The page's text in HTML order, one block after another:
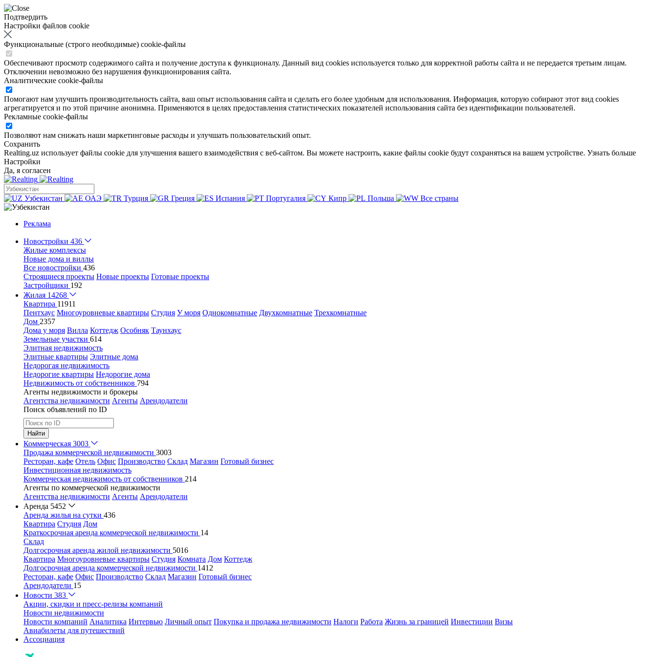
Подтвердить
Настройки файлов cookie
Функциональные (строго необходимые) cookie-файлы
Обеспечивают просмотр содержимого сайта и получение доступа к функционалу. Данный вид cookies используется только для корректной работы сайта и не передается третьим лицам.
Отключении невозможно без нарушения функционирования сайта.
Аналитические cookie-файлы
Помогают нам улучшить производительность сайта, ваш опыт использования сайта и сделать его более удобным для использования. Информация, которую собирают этот вид cookies
агрегатируется и по этой причине анонимна. Применяются в целях предоставления статистических показателей использования сайта без идентификации пользователей.
Рекламные cookie-файлы
Позволяют нам снижать наши маркетинговые расходы и улучшать пользовательский опыт.
Сохранить
Realting.uz использует файлы cookie для улучшения вашего взаимодействия с веб-сайтом. Вы можете настроить, какие файлы cookie будут сохраняться на вашем устройстве. Узнать больше
Настройки
Да, я согласен
Узбекистан ОАЭ Турция Греция Испания Португалия Кипр Польша Все страны
Реклама
Новостройки 436
Жилые комплексы
Новые дома и виллы
Все новостройки 436
Строящиеся проекты Новые проекты Готовые проекты
Застройщики 192
Жилая 14268
Квартира 11911
Пентхаус Многоуровневые квартиры Студия У моря Однокомнатные Двухкомнатные Трехкомнатные
Дом 2357
Дома у моря Вилла Коттедж Особняк Таунхаус
Земельные участки 614
Элитная недвижимость
Элитные квартиры Элитные дома
Недорогая недвижимость
Недорогие квартиры Недорогие дома
Недвижимость от собственников 794
Агенты недвижимости и брокеры
Агентства недвижимости Агенты Арендодатели
Поиск объявлений по ID
Найти
Коммерческая 3003
Продажа коммерческой недвижимости 3003
Ресторан, кафе Отель Офис Производство Склад Магазин Готовый бизнес
Инвестиционная недвижимость
Коммерческая недвижимость от собственников 214
Агенты по коммерческой недвижимости
Агентства недвижимости Агенты Арендодатели
Аренда 5452
Аренда жилья на сутки 436
Квартира Студия Дом
Краткосрочная аренда коммерческой недвижимости 14
Склад
Долгосрочная аренда жилой недвижимости 5016
Квартира Многоуровневые квартиры Студия Комната Дом Коттедж
Долгосрочная аренда коммерческой недвижимости 1412
Ресторан, кафе Офис Производство Склад Магазин Готовый бизнес
Арендодатели 15
Новости 383
Акции, скидки и пресс-релизы компаний
Новости недвижимости
Новости компаний Аналитика Интервью Личный опыт Покупка и продажа недвижимости Налоги Работа Жизнь за границей Инвестиции Визы
Авиабилеты для путешествий
Ассоциация